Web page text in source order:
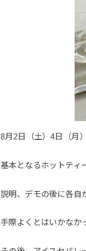
8月2日（土）4日（月
基本となるホットティ
説明、デモの後に各自
手際よくとはいかなか